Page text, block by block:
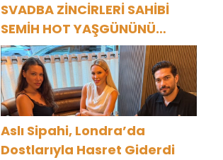
SVADBA ZİNCİRLERİ SAHİBİ
SEMİH HOT YAŞGÜNÜNÜ
SANAT VE CEMİYET
DÜNYASININ ÜNLÜ İSİMLERİYLE
KUTLADI!
Aslı Sipahi, Londra’da
Dostlarıyla Hasret Giderdi